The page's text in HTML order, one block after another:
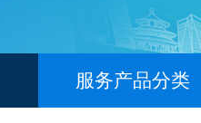
服务产品分类